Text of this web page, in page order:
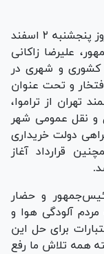
به گزارش شهر، صبح امروز پنجشنبه ۲ اسفند
علیرضا زاکانی
کشوری و شهری در
و تحت عنوان
تهران از تراموا،
و نقل عمومی شهر
دولت خریداری
قرارداد آغاز
و حضار
مردم آلودگی هوا و
برای حل این
همه تلاش ما رفع